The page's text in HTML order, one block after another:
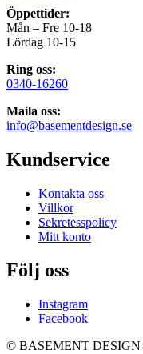
Öppettider:
Mån – Fre 10-18
Lördag 10-15
Ring oss:
0340-16260
Maila oss:
info@basementdesign.se
Kundservice
Kontakta oss
Villkor
Sekretesspolicy
Mitt konto
Följ oss
Instagram
Facebook
© BASEMENT DESIGN